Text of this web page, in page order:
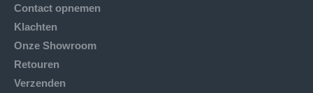
Contact opnemen
Klachten
Onze Showroom
Retouren
Verzenden